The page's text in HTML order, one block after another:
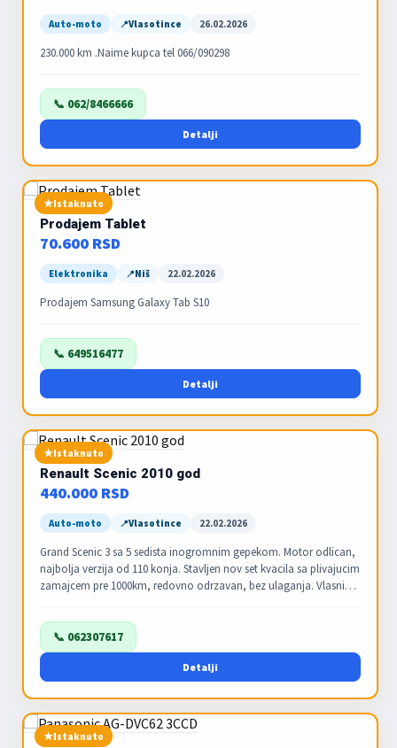
Auto-moto Vlasotince 26.02.2026
230.000 km .Naime kupca tel 066/090298
📞 062/8466666
Detalji
Istaknuto
Prodajem Tablet
70.600 RSD
Elektronika Niš 22.02.2026
Prodajem Samsung Galaxy Tab S10
📞 649516477
Detalji
Istaknuto
Renault Scenic 2010 god
440.000 RSD
Auto-moto Vlasotince 22.02.2026
Grand Scenic 3 sa 5 sedista inogromnim gepekom. Motor odlican,
najbolja verzija od 110 konja. Stavljen nov set kvacila sa plivajucim
zamajcem pre 1000km, redovno odrzavan, bez ulaganja. Vlasnik
vozi se svaki dan. Prenos obavezan, jedina mana tragovi grada na
krovu. Ugradjena kuka sa papirima nova, moze da se upise.
📞 062307617
Detalji
Istaknuto